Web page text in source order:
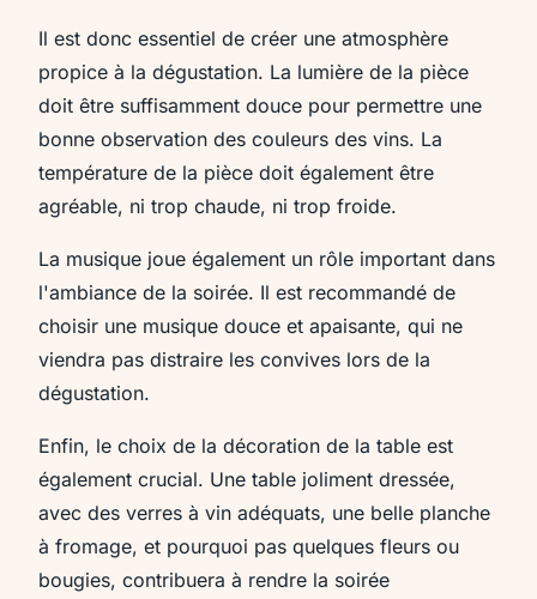
Il est donc essentiel de créer une atmosphère
propice à la dégustation. La lumière de la pièce
doit être suffisamment douce pour permettre une
bonne observation des couleurs des vins. La
température de la pièce doit également être
agréable, ni trop chaude, ni trop froide.
La musique joue également un rôle important dans
l'ambiance de la soirée. Il est recommandé de
choisir une musique douce et apaisante, qui ne
viendra pas distraire les convives lors de la
dégustation.
Enfin, le choix de la décoration de la table est
également crucial. Une table joliment dressée,
avec des verres à vin adéquats, une belle planche
à fromage, et pourquoi pas quelques fleurs ou
bougies, contribuera à rendre la soirée